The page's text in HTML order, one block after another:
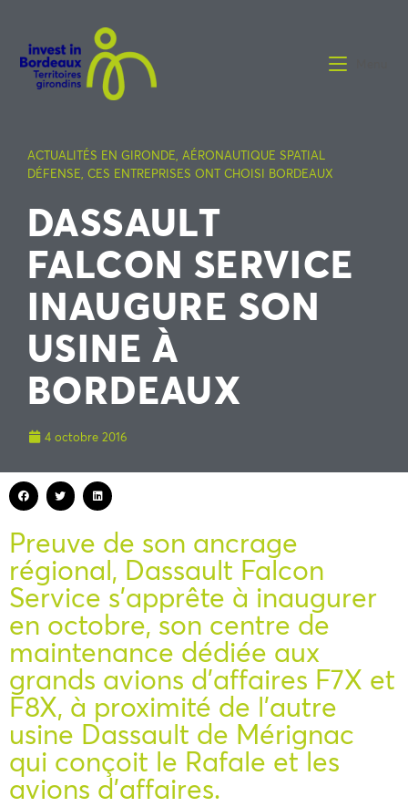
ACTUALITÉS EN GIRONDE, AÉRONAUTIQUE SPATIAL
DÉFENSE, CES ENTREPRISES ONT CHOISI BORDEAUX
DASSAULT
FALCON SERVICE
INAUGURE SON
USINE À
BORDEAUX
4 octobre 2016
Preuve de son ancrage
régional, Dassault Falcon
Service s’apprête à inaugurer
en octobre, son centre de
maintenance dédiée aux
grands avions d’affaires F7X et
F8X, à proximité de l’autre
usine Dassault de Mérignac
qui conçoit le Rafale et les
avions d’affaires.